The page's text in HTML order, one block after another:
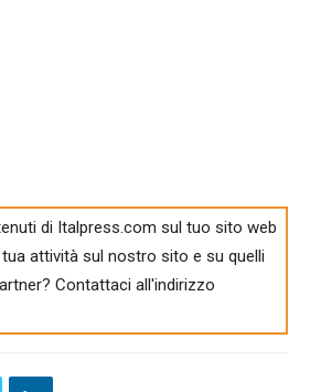
di Italpress.com sul tuo sito web
attività sul nostro sito e su quelli
Contattaci all'indirizzo